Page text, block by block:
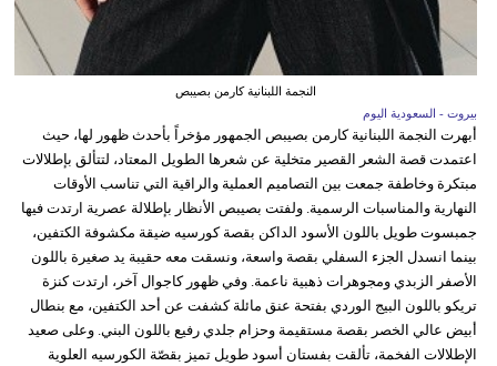
النجمة اللبنانية كارمن بصيبص
بيروت - السعودية اليوم
أبهرت النجمة اللبنانية كارمن بصيبص الجمهور مؤخراً بأحدث ظهور لها، حيث
اعتمدت قصة الشعر القصير متخلية عن شعرها الطويل المعتاد، لتتألق بإطلالات
مبتكرة وخاطفة جمعت بين التصاميم العملية والراقية التي تناسب الأوقات
النهارية والمناسبات الرسمية. ولفتت بصيبص الأنظار بإطلالة عصرية ارتدت فيها
جمبسوت طويل باللون الأسود الداكن بقصة كورسيه ضيقة مكشوفة الكتفين،
بينما انسدل الجزء السفلي بقصة واسعة، ونسقت معه حقيبة يد صغيرة باللون
الأصفر الزبدي ومجوهرات ذهبية ناعمة. وفي ظهور كاجوال آخر، ارتدت كنزة
تريكو باللون البيج الوردي بفتحة عنق مائلة كشفت عن أحد الكتفين، مع بنطال
أبيض عالي الخصر بقصة مستقيمة وحزام جلدي رفيع باللون البني. وعلى صعيد
الإطلالات الفخمة، تألقت بفستان أسود طويل تميز بقصّة الكورسيه العلوية